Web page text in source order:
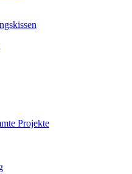
Projekte